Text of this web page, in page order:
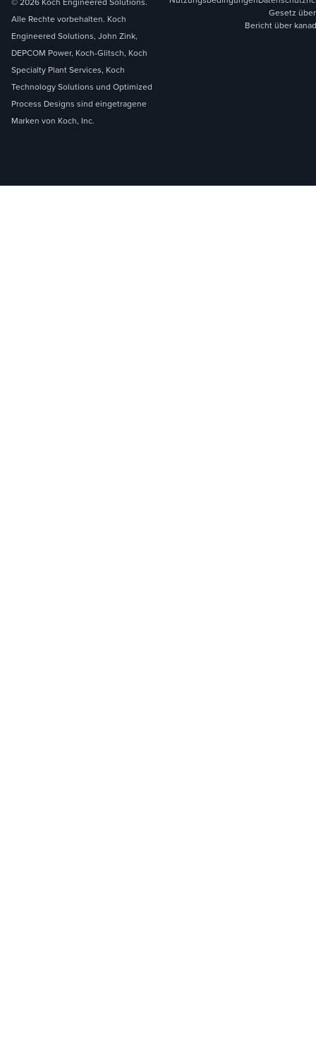
Alle Rechte vorbehalten. Koch
Engineered Solutions, John Zink,
DEPCOM Power, Koch-Glitsch, Koch
Specialty Plant Services, Koch
Technology Solutions und Optimized
Process Designs sind eingetragene
Marken von Koch, Inc.
Gesetz
Bericht über